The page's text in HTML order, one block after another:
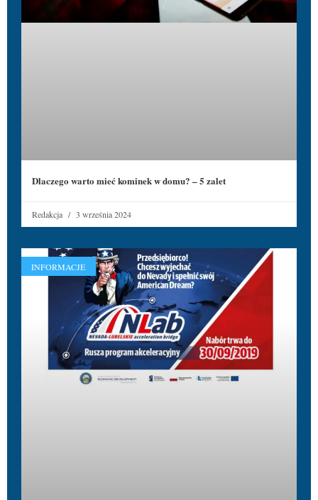
Dlaczego warto mieć kominek w domu? – 5 zalet
Redakcja 3 września 2024
INFORMACJE